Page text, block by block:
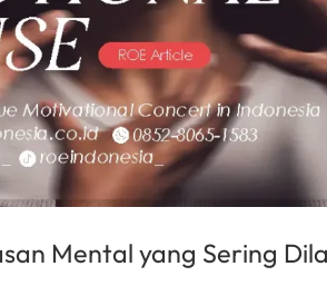
Mental yang Sering